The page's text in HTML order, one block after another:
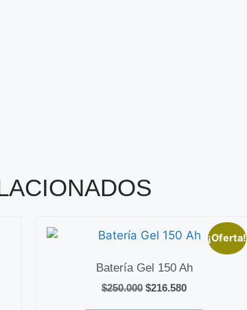
¡Oferta!
Batería Gel 150 Ah
$250.000 $216.580